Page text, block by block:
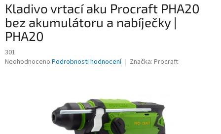
Kladivo vrtací aku Procraft PHA20
bez akumulátoru a nabíječky |
PHA20
301
Průměrné
Neohodnoceno Podrobnosti hodnocení Značka: Procraft